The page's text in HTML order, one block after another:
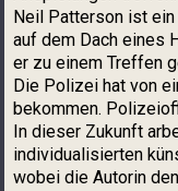
Neil Patterson ist
auf dem Dach eines
er zu einem Treffen
Die Polizei hat von
bekommen.
In dieser Zukunft
individualisierten
wobei die Autorin